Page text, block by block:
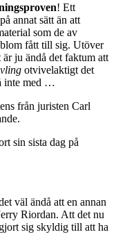
! Ett
annat sätt än att
som de av
fått till sig. Utöver
ju ändå det faktum att
otvivelaktigt det
inte med …
från juristen Carl
sin sista dag på
väl ändå att en annan
Riordan. Att det nu
sig skyldig till att ha